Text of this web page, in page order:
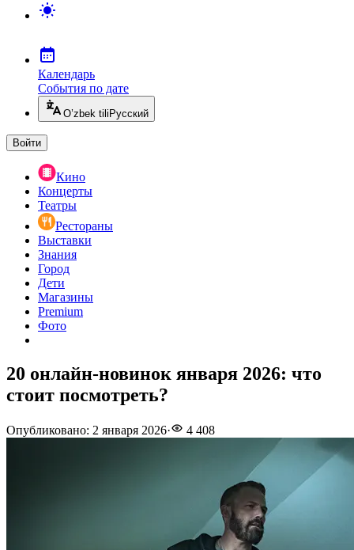
Календарь
События по дате
O’zbek tili Русский
Войти
Кино
Концерты
Театры
Рестораны
Выставки
Знания
Город
Дети
Магазины
Premium
Фото
20 онлайн-новинок января 2026: что
стоит посмотреть?
Опубликовано: 2 января 2026· 4 408